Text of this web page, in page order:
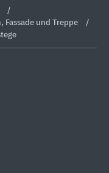
Fassade und Treppe